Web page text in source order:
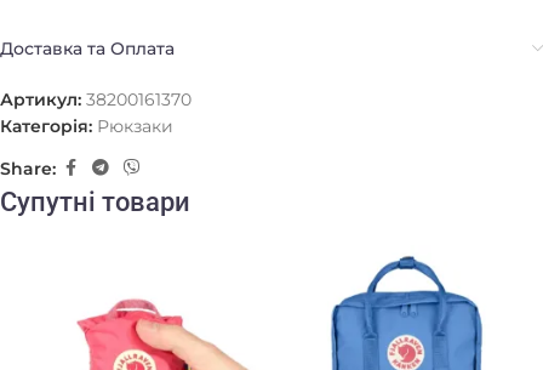
Доставка та Оплата
Артикул: 38200161370
Категорія: Рюкзаки
Share:
Супутні товари